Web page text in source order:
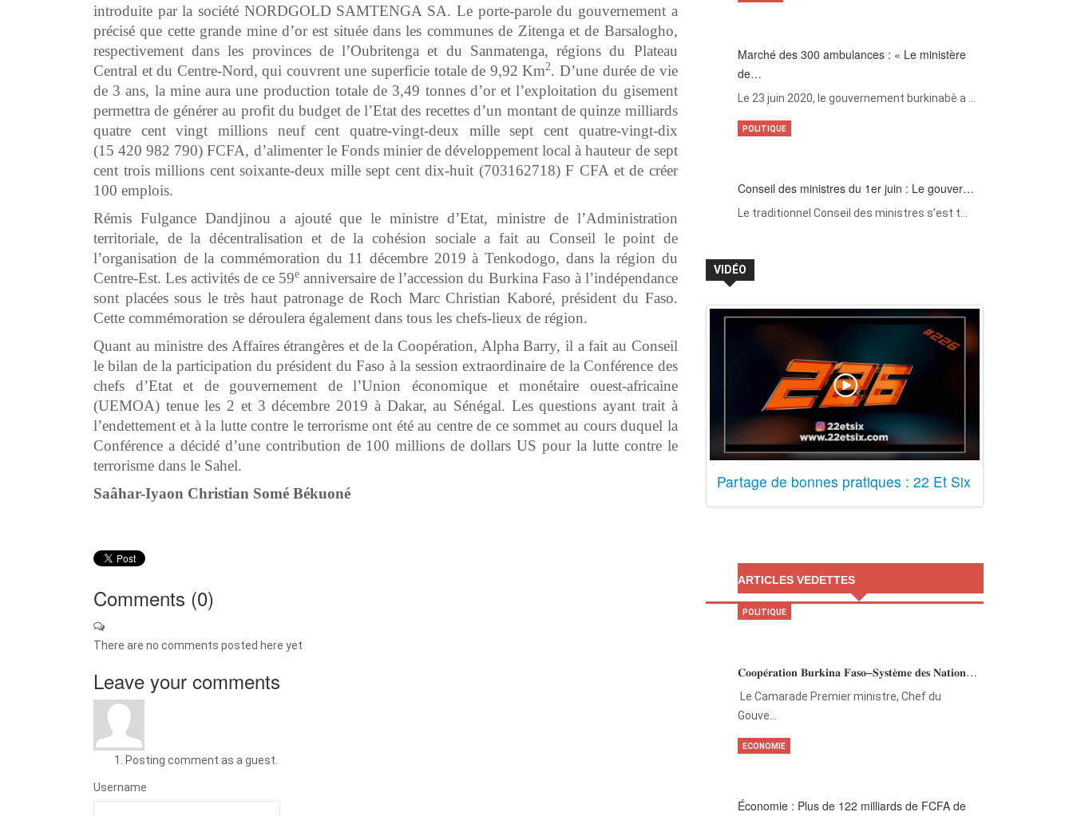
introduite par la société NORDGOLD SAMTENGA SA. Le porte-parole du gouvernement a
précisé que cette grande mine d’or est située dans les communes de Zitenga et de Barsalogho,
respectivement dans les provinces de l’Oubritenga et du Sanmatenga, régions du Plateau
Central et du Centre-Nord, qui couvrent une superficie totale de 9,92 Km2. D’une durée de vie
de 3 ans, la mine aura une production totale de 3,49 tonnes d’or et l’exploitation du gisement
permettra de générer au profit du budget de l’Etat des recettes d’un montant de quinze milliards
quatre cent vingt millions neuf cent quatre-vingt-deux mille sept cent quatre-vingt-dix
(15 420 982 790) FCFA, d’alimenter le Fonds minier de développement local à hauteur de sept
cent trois millions cent soixante-deux mille sept cent dix-huit (703162718) F CFA et de créer
100 emplois.
Rémis Fulgance Dandjinou a ajouté que le ministre d’Etat, ministre de l’Administration
territoriale, de la décentralisation et de la cohésion sociale a fait au Conseil le point de
l’organisation de la commémoration du 11 décembre 2019 à Tenkodogo, dans la région du
Centre-Est. Les activités de ce 59e anniversaire de l’accession du Burkina Faso à l’indépendance
sont placées sous le très haut patronage de Roch Marc Christian Kaboré, président du Faso.
Cette commémoration se déroulera également dans tous les chefs-lieux de région.
Quant au ministre des Affaires étrangères et de la Coopération, Alpha Barry, il a fait au Conseil
le bilan de la participation du président du Faso à la session extraordinaire de la Conférence des
chefs d’Etat et de gouvernement de l’Union économique et monétaire ouest-africaine
(UEMOA) tenue les 2 et 3 décembre 2019 à Dakar, au Sénégal. Les questions ayant trait à
l’endettement et à la lutte contre le terrorisme ont été au centre de ce sommet au cours duquel la
Conférence a décidé d’une contribution de 100 millions de dollars US pour la lutte contre le
terrorisme dans le Sahel.
Saâhar-Iyaon Christian Somé Békuoné
Comments (0)
There are no comments posted here yet
Leave your comments
Posting comment as a guest.
Username
Marché des 300 ambulances : « Le ministère
de…
Le 23 juin 2020, le gouvernement burkinabè a …
Conseil des ministres du 1er juin : Le gouver…
Le traditionnel Conseil des ministres s’est t…
POLITIQUE
VIDÉO
Partage de bonnes pratiques : 22 Et Six
ARTICLES VEDETTES
𝐂𝐨𝐨𝐩𝐞́𝐫𝐚𝐭𝐢𝐨𝐧 𝐁𝐮𝐫𝐤𝐢𝐧𝐚 𝐅𝐚𝐬𝐨–𝐒𝐲𝐬𝐭𝐞̀𝐦𝐞 𝐝𝐞𝐬 𝐍𝐚𝐭𝐢𝐨𝐧…
‎Le Camarade Premier ministre, Chef du
Gouve…
POLITIQUE
Économie : Plus de 122 milliards de FCFA de
ECONOMIE